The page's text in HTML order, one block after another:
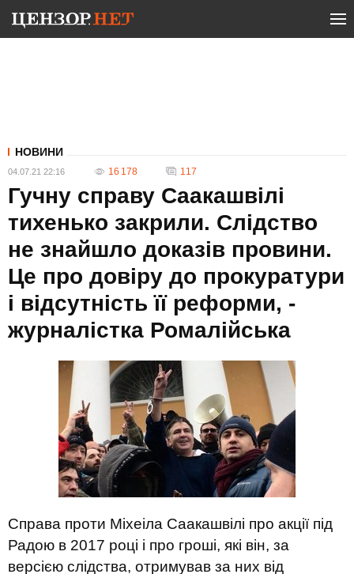
НОВИНИ
04.07.21 22:16 16 178 117
Гучну справу Саакашвілі
тихенько закрили. Слідство
не знайшло доказів провини.
Це про довіру до прокуратури
і відсутність її реформи, -
журналістка Ромалійська
Справа проти Міхеіла Саакашвілі про акції під
Радою в 2017 році і про гроші, які він, за
версією слідства, отримував за них від